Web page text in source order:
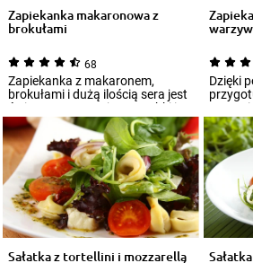
Zapiekanka makaronowa z
brokułami
68
Zapiekanka z makaronem,
brokułami i dużą ilością sera jest
świetną propozycją na szybki i
smaczny...
Dzięki
proste
Sałatka z tortellini i mozzarellą